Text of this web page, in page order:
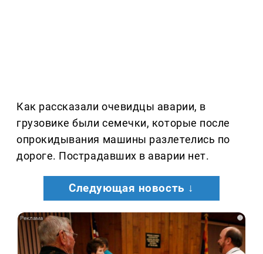
Как рассказали очевидцы аварии, в
грузовике были семечки, которые после
опрокидывания машины разлетелись по
дороге. Пострадавших в аварии нет.
Следующая новость ↓
i